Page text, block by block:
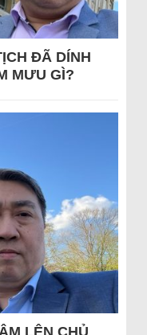
ĐÃ DÍNH
MƯU GÌ?